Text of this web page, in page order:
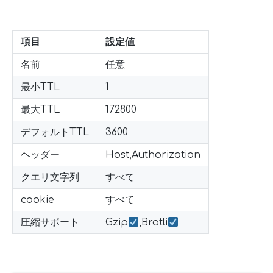
項目 設定値
名前 任意
最小TTL 1
最大TTL 172800
デフォルトTTL 3600
ヘッダー Host,Authorization
クエリ文字列 すべて
cookie すべて
圧縮サポート Gzip ,Brotli